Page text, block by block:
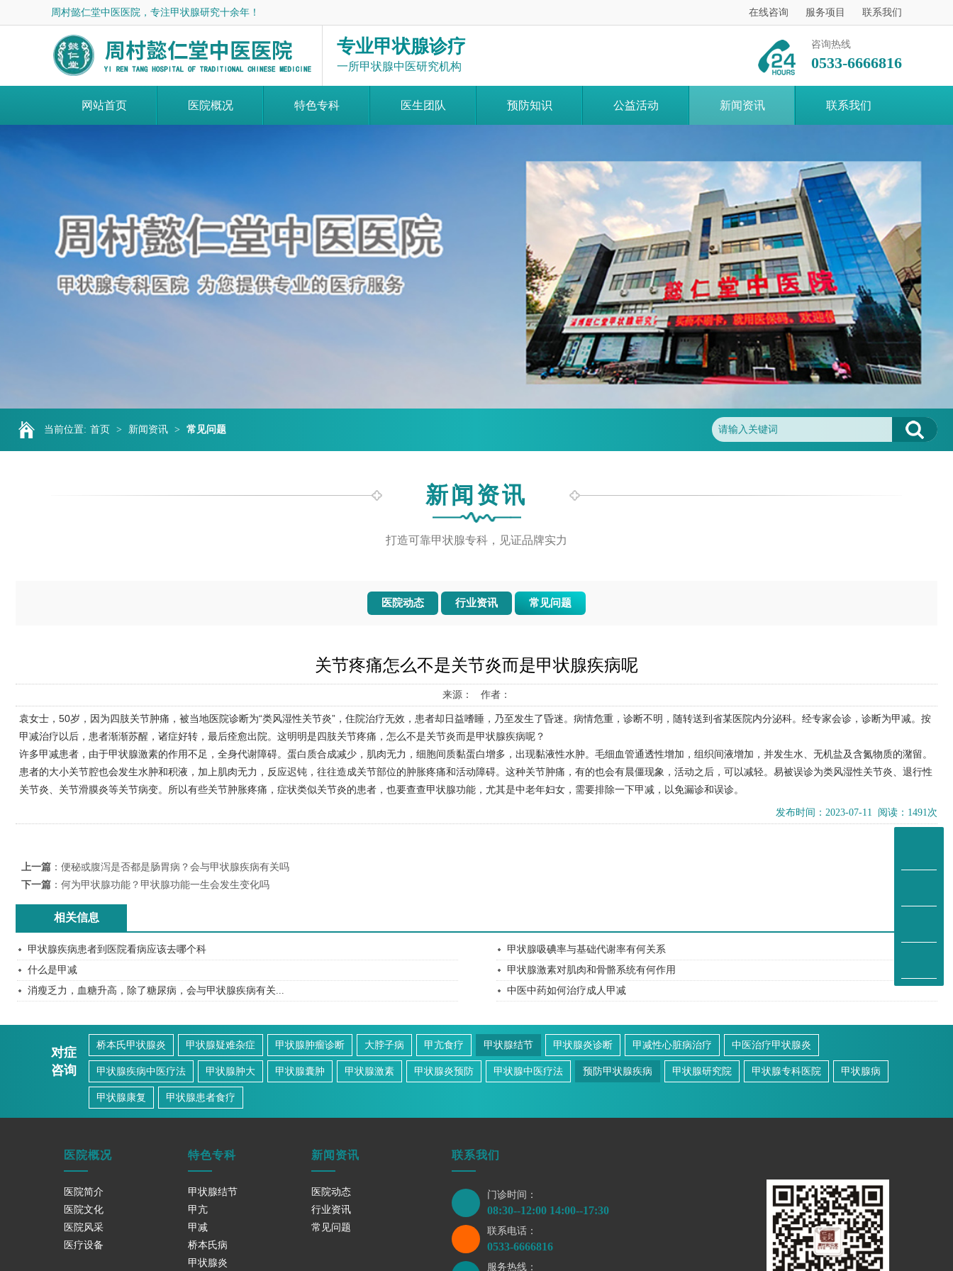
周村懿仁堂中医医院，专注甲状腺研究十余年！ 在线咨询 服务项目 联系我们
专业甲状腺诊疗
一所甲状腺中医研究机构
咨询热线
0533-6666816
网站首页 医院概况 特色专科 医生团队 预防知识 公益活动 新闻资讯 联系我们
当前位置: 首页 > 新闻资讯 > 常见问题
新闻资讯
打造可靠甲状腺专科，见证品牌实力
医院动态 行业资讯 常见问题
关节疼痛怎么不是关节炎而是甲状腺疾病呢
来源： 作者：
袁女士，50岁，因为四肢关节肿痛，被当地医院诊断为“类风湿性关节炎”，住院治疗无效，患者却日益嗜睡，乃至发生了昏迷。病情危重，诊断不明，随转送到省某医院内分泌科。经专家会诊，诊断为甲减。按
甲减治疗以后，患者渐渐苏醒，诸症好转，最后痊愈出院。这明明是四肢关节疼痛，怎么不是关节炎而是甲状腺疾病呢？
许多甲减患者，由于甲状腺激素的作用不足，全身代谢障碍。蛋白质合成减少，肌肉无力，细胞间质黏蛋白增多，出现黏液性水肿。毛细血管通透性增加，组织间液增加，并发生水、无机盐及含氮物质的潴留。
患者的大小关节腔也会发生水肿和积液，加上肌肉无力，反应迟钝，往往造成关节部位的肿胀疼痛和活动障碍。这种关节肿痛，有的也会有晨僵现象，活动之后，可以减轻。易被误诊为类风湿性关节炎、退行性
关节炎、关节滑膜炎等关节病变。所以有些关节肿胀疼痛，症状类似关节炎的患者，也要查查甲状腺功能，尤其是中老年妇女，需要排除一下甲减，以免漏诊和误诊。
发布时间：2023-07-11 阅读：1491次
上一篇 ： 便秘或腹泻是否都是肠胃病？会与甲状腺疾病有关吗
下一篇 ： 何为甲状腺功能？甲状腺功能一生会发生变化吗
相关信息
甲状腺疾病患者到医院看病应该去哪个科
甲状腺吸碘率与基础代谢率有何关系
什么是甲减
甲状腺激素对肌肉和骨骼系统有何作用
消瘦乏力，血糖升高，除了糖尿病，会与甲状腺疾病有关...
中医中药如何治疗成人甲减
对症
咨询
桥本氏甲状腺炎 甲状腺疑难杂症 甲状腺肿瘤诊断 大脖子病 甲亢食疗 甲状腺结节 甲状腺炎诊断 甲减性心脏病治疗 中医治疗甲状腺炎
甲状腺疾病中医疗法 甲状腺肿大 甲状腺囊肿 甲状腺激素 甲状腺炎预防 甲状腺中医疗法 预防甲状腺疾病 甲状腺研究院 甲状腺专科医院 甲状腺病
甲状腺康复 甲状腺患者食疗
医院概况
医院简介
医院文化
医院风采
医疗设备
特色专科
甲状腺结节
甲亢
甲减
桥本氏病
甲状腺炎
新闻资讯
医院动态
行业资讯
常见问题
联系我们
门诊时间：
08:30--12:00 14:00--17:30
联系电话：
0533-6666816
服务热线：